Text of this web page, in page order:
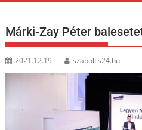
Márki-Zay Péter
2021.12.19. szabolcs24.hu